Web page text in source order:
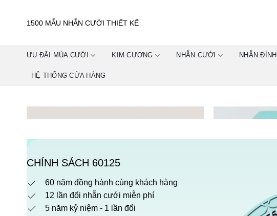
1500 MẪU NHẪN CƯỚI THIẾT KẾ
ƯU ĐÃI MÙA CƯỚI KIM CƯƠNG NHẪN CƯỚI NHẪN
HỆ THỐNG CỬA HÀNG
CHÍNH SÁCH 60125
60 năm đồng hành cùng khách hàng
12 lần đổi nhẫn cưới miễn phí
5 năm kỷ niệm - 1 lần đổi